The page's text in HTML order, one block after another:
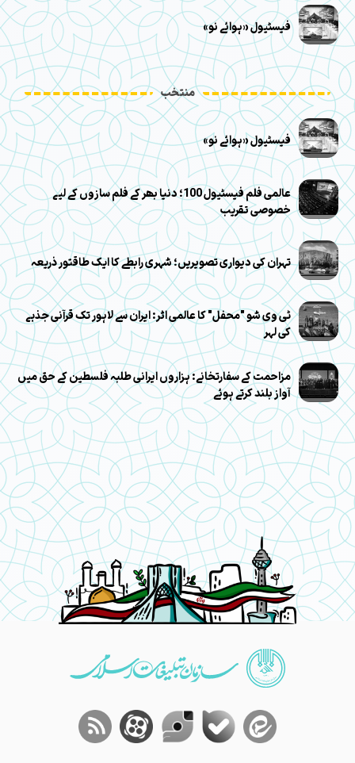
فیسٹیول «ہوائے نو»
منتخب
فیسٹیول «ہوائے نو»
عالمی فلم فیسٹیول 100؛ دنیا بھر کے فلم سازوں کے لیے
خصوصی تقریب
تہران کی دیواری تصویریں؛ شہری رابطے کا ایک طاقتور ذریعہ
ٹی وی شو "محفل" کا عالمی اثر: ایران سے لاہور تک قرآنی جذبے
کی لہر
مزاحمت کے سفارتخانے: ہزاروں ایرانی طلبہ فلسطین کے حق میں
آواز بلند کرتے ہوئے